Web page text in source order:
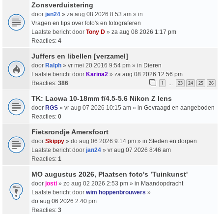
Zonsverduistering
door jan24 » za aug 08 2026 8:53 am » in
Vragen en tips over foto's en fotograferen
Laatste bericht door Tony D » za aug 08 2026 1:17 pm
Reacties: 4
Juffers en libellen [verzamel]
door Ralph » vr mei 20 2016 9:54 pm » in Dieren
Laatste bericht door Karina2 » za aug 08 2026 12:56 pm
Reacties: 386 1 … 23 24 25 26
TK: Laowa 10-18mm f/4.5-5.6 Nikon Z lens
door RGS » vr aug 07 2026 10:15 am » in Gevraagd en aangeboden
Reacties: 0
Fietsrondje Amersfoort
door Skippy » do aug 06 2026 9:14 pm » in Steden en dorpen
Laatste bericht door jan24 » vr aug 07 2026 8:46 am
Reacties: 1
MO augustus 2026, Plaatsen foto's ’Tuinkunst'
door josti » zo aug 02 2026 2:53 pm » in Maandopdracht
Laatste bericht door wim hoppenbrouwers »
do aug 06 2026 2:40 pm
Reacties: 3